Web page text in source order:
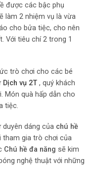
được các bậc phụ
làm 2 nhiệm vụ là vừa
cho bửa tiệc, cho nên
Với tiêu chí 2 trong 1
trò chơi cho các bé
Dịch vụ 2T , quý khách
Món quà hấp dẫn cho
tiệc.
dáng của chú hề
tham gia trò chơi của
Chú hề đa năng sẽ kim
nghệ thuật với những